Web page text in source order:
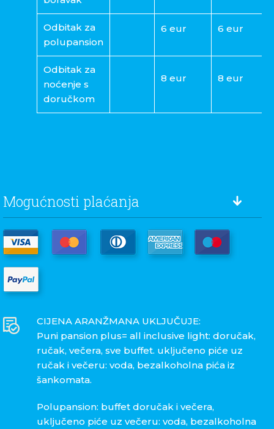
Odbitak za
polupansion
6 eur 6 eur
Odbitak za
noćenje s
doručkom
8 eur 8 eur
Mogućnosti plaćanja
CIJENA ARANŽMANA UKLJUČUJE:
Puni pansion plus= all inclusive light: doručak,
ručak, večera, sve buffet. uključeno piće uz
ručak i večeru: voda, bezalkoholna pića iz
šankomata.
Polupansion: buffet doručak i večera,
uključeno piće uz večeru: voda, bezalkoholna